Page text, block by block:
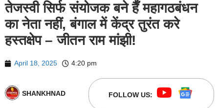
तेजस्वी सिर्फ संयोजक बने हैँ महागठबंधन
का नेता नहीं, बंगाल में केंद्र तुरंत करे
हस्तक्षेप – जीतन राम मांझी!
April 18, 2025 4:20 pm
SHANKHNAD FOLLOW US: